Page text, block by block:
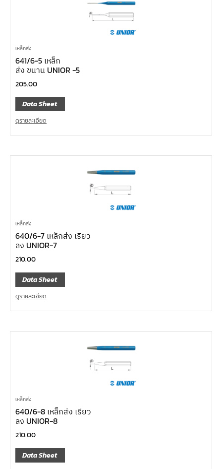
เหล็กส่ง
641/6-5 เหล็ก
ส่ง ขนาน UNIOR -5
205.00
Data Sheet
ดูรายละเอียด
เหล็กส่ง
640/6-7 เหล็กส่ง เรียว
ลง UNIOR-7
210.00
Data Sheet
ดูรายละเอียด
เหล็กส่ง
640/6-8 เหล็กส่ง เรียว
ลง UNIOR-8
210.00
Data Sheet